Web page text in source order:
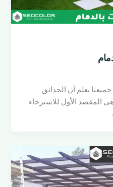
يعلم أن الحدائق
المقصد الأول للاسترخاء